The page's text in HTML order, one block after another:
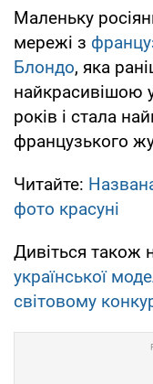
Маленьку
мережі з
Блондо, яка
найкрасивішою
років і стала
французького
Читайте:
фото красуні
Дивіться також
української
світовому